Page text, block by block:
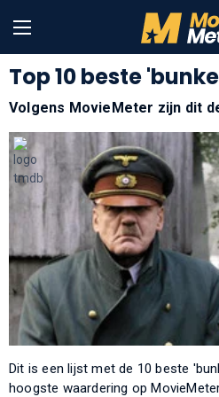
Top 10 beste
Volgens MovieMeter zijn dit
Dit is een lijst met de 10 beste
hoogste waardering op